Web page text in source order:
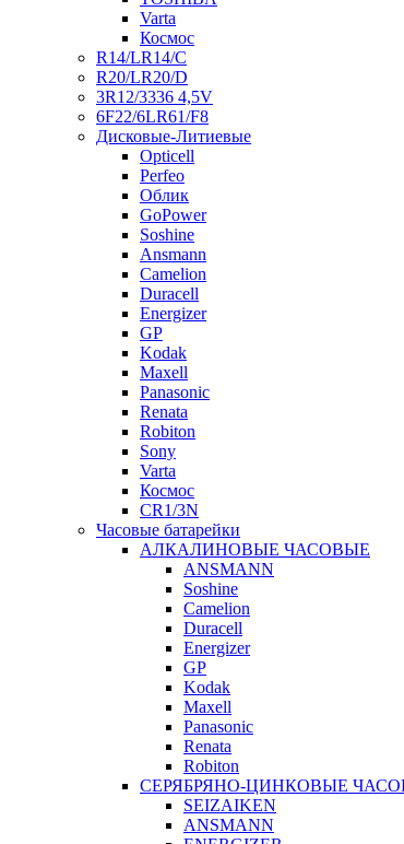
Varta
Космос
R14/LR14/C
R20/LR20/D
3R12/3336 4,5V
6F22/6LR61/F8
Дисковые-Литиевые
Opticell
Perfeo
Облик
GoPower
Soshine
Ansmann
Camelion
Duracell
Energizer
GP
Kodak
Maxell
Panasonic
Renata
Robiton
Sony
Varta
Космос
CR1/3N
Часовые батарейки
АЛКАЛИНОВЫЕ ЧАСОВЫЕ
ANSMANN
Soshine
Camelion
Duracell
Energizer
GP
Kodak
Maxell
Panasonic
Renata
Robiton
СЕРЯБРЯНО-ЦИНКОВЫЕ
SEIZAIKEN
ANSMANN